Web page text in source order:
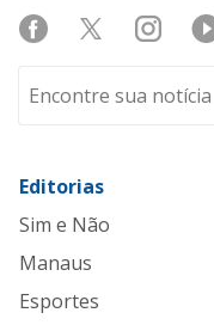
Editorias
Sim e Não
Manaus
Esportes